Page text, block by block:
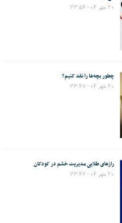
۲۰ مهر ۰۴ - ۲۳:۵۴
چطور بچه‌ها را نقد کنیم؟
۲۰ مهر ۰۴ - ۲۳:۴۷
رازهای طلایی مدیریت خشم در کودکان
۲۰ مهر ۰۴ - ۲۳:۴۲